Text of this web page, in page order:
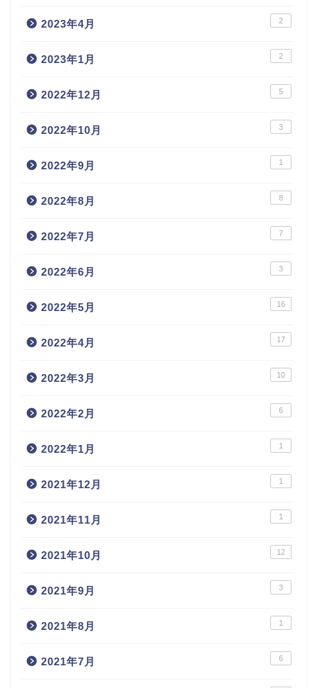
2023年4月 2
2023年1月 2
2022年12月 5
2022年10月 3
2022年9月 1
2022年8月 8
2022年7月 7
2022年6月 3
2022年5月 16
2022年4月 17
2022年3月 10
2022年2月 6
2022年1月 1
2021年12月 1
2021年11月 1
2021年10月 12
2021年9月 3
2021年8月 1
2021年7月 6